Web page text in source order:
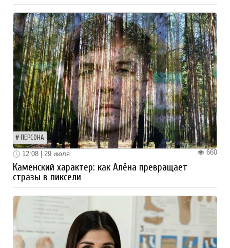
ПЕРСОНА
660
12:08 | 29 июля
Каменский характер: как Алёна превращает
стразы в пиксели